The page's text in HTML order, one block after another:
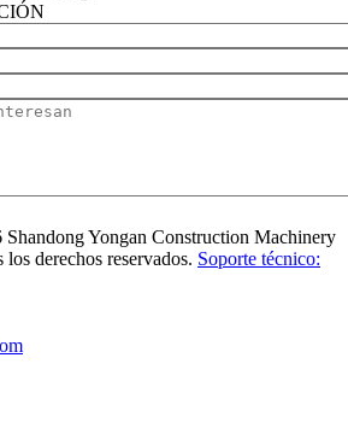
Yongan Construction Machinery
derechos reservados. Soporte técnico: